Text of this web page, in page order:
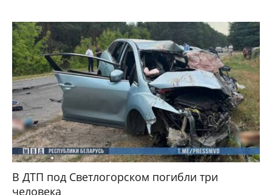
В ДТП под Светлогорском погибли три
человека